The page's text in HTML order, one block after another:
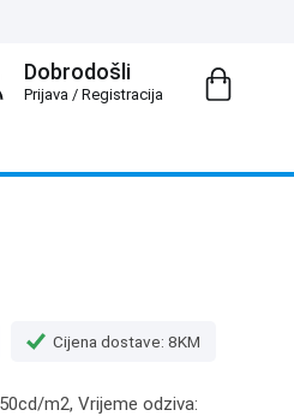
Dobrodošli
Prijava/ Registracija
Cijena dostave: 8KM
m2, Vrijeme odziva: